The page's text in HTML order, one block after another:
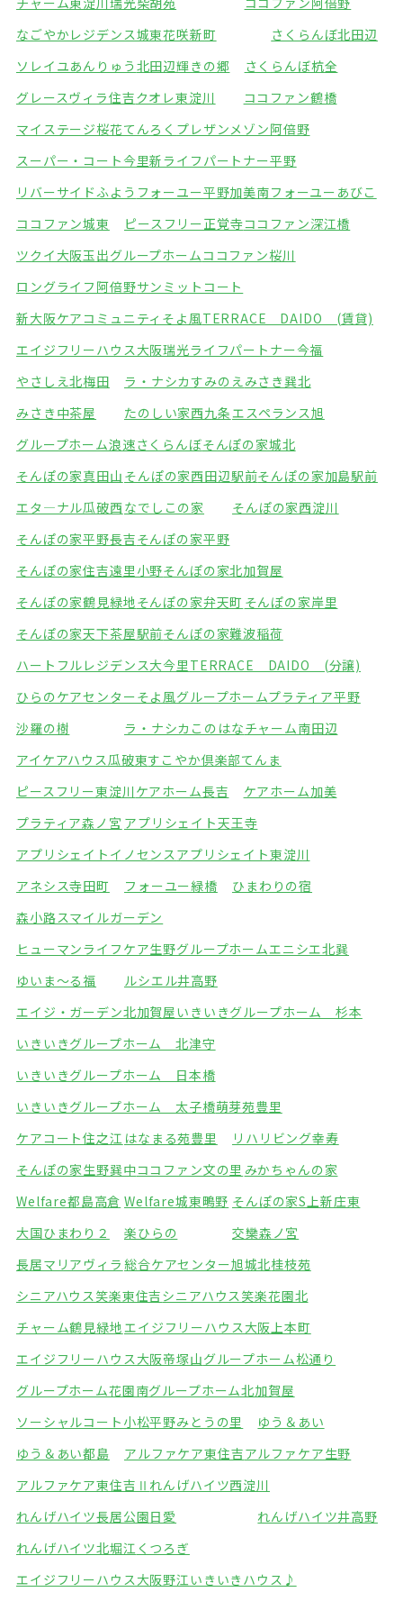
なごやかレジデンス城東花咲新町
さくらんぼ北田辺
ソレイユあんりゅう 北田辺輝きの郷
さくらんぼ杭全
グレースヴィラ住吉クオレ東淀川
ココファン鶴橋
マイステージ桜花てんろく プレザンメゾン阿倍野
スーパー・コート今里新ライフパートナー平野
リバーサイドふよう フォーユー平野加美南フォーユーあびこ
ココファン城東
ピースフリー正覚寺ココファン深江橋
ツクイ大阪玉出グループホームココファン桜川
ロングライフ阿倍野サンミットコート
新大阪ケアコミュニティそよ風TERRACE DAIDO (賃貸)
エイジフリーハウス大阪瑞光ライフパートナー今福
やさしえ北梅田
ラ・ナシカすみのえみさき巽北
みさき中茶屋
たのしい家西九条エスペランス旭
グループホーム浪速さくらんぼそんぽの家城北
そんぽの家真田山 そんぽの家西田辺駅前そんぽの家加島駅前
エタ―ナル瓜破西なでしこの家
そんぽの家西淀川
そんぽの家平野長吉そんぽの家平野
そんぽの家住吉遠里小野そんぽの家北加賀屋
そんぽの家鶴見緑地そんぽの家弁天町 そんぽの家岸里
そんぽの家天下茶屋駅前そんぽの家難波稲荷
ハートフルレジデンス大今里 TERRACE DAIDO (分譲)
ひらのケアセンターそよ風グループホームプラティア平野
沙羅の樹
ラ・ナシカこのはなチャーム南田辺
アイケアハウス瓜破東すこやか倶楽部てんま
ピースフリー東淀川 ケアホーム長吉
ケアホーム加美
プラティア森ノ宮 アプリシェイト天王寺
アプリシェイトイノセンスアプリシェイト東淀川
アネシス寺田町
フォーユー緑橋
ひまわりの宿
森小路スマイルガーデン
ヒューマンライフケア生野グループホームエニシエ北巽
ゆいま～る福
ルシエル井高野
エイジ・ガーデン北加賀屋いきいきグループホーム 杉本
いきいきグループホーム 北津守
いきいきグループホーム 日本橋
いきいきグループホーム 太子橋萌芽苑豊里
ケアコート住之江 はなまる苑豊里
リハリビング幸寿
そんぽの家生野巽中ココファン文の里 みかちゃんの家
Welfare都島高倉 Welfare城東鴫野 そんぽの家S上新庄東
大国ひまわり２
楽ひらの
交欒森ノ宮
長居マリアヴィラ 総合ケアセンター旭城北桂枝苑
シニアハウス笑楽東住吉シニアハウス笑楽花園北
チャーム鶴見緑地エイジフリーハウス大阪上本町
エイジフリーハウス大阪帝塚山グループホーム松通り
グループホーム花園南グループホーム北加賀屋
ソーシャルコート小松平野みとうの里
ゆう＆あい
ゆう＆あい都島
アルファケア東住吉アルファケア生野
アルファケア東住吉Ⅱ れんげハイツ西淀川
れんげハイツ長居公園日愛
れんげハイツ井高野
れんげハイツ北堀江 くつろぎ
エイジフリーハウス大阪野江いきいきハウス♪